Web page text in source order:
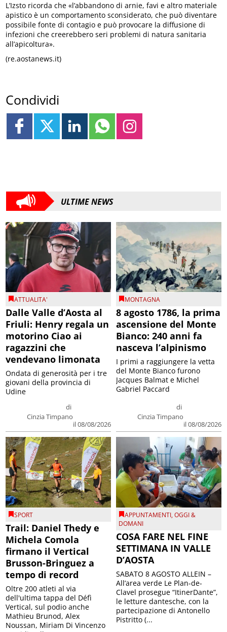
L’Izsto ricorda che «l’abbandono di arnie, favi e altro materiale
apistico è un comportamento sconsiderato, che può diventare
possibile fonte di contagio e può provocare la diffusione di
infezioni che creerebbero seri problemi di natura sanitaria
all’apicoltura».
(re.aostanews.it)
Condividi
ULTIME NEWS
ATTUALITA'
Dalle Valle d’Aosta al
Friuli: Henry regala un
motorino Ciao ai
ragazzini che
vendevano limonata
di
Cinzia Timpano
il 08/08/2026
Ondata di generosità per i tre
giovani della provincia di
Udine
MONTAGNA
8 agosto 1786, la prima
ascensione del Monte
Bianco: 240 anni fa
nasceva l’alpinismo
di
Cinzia Timpano
il 08/08/2026
I primi a raggiungere la vetta
del Monte Bianco furono
Jacques Balmat e Michel
Gabriel Paccard
SPORT
Trail: Daniel Thedy e
Michela Comola
firmano il Vertical
Brusson-Bringuez a
tempo di record
Oltre 200 atleti al via
dell'ultima tappa del Défì
Vertical, sul podio anche
Mathieu Brunod, Alex
Noussan, Miriam Di Vincenzo
APPUNTAMENTI,OGGI &
DOMANI
COSA FARE NEL FINE
SETTIMANA IN VALLE
D’AOSTA
SABATO 8 AGOSTO ALLEIN –
All’area verde Le Plan-de-
Clavel prosegue “ItinerDante”,
le letture dantesche, con la
partecipazione di Antonello
Pistritto (...